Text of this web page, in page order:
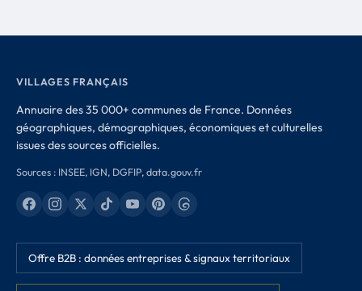
VILLAGES FRANÇAIS
Annuaire des 35 000+ communes de France. Données
géographiques, démographiques, économiques et culturelles
issues des sources officielles.
Sources : INSEE, IGN, DGFIP, data.gouv.fr
Offre B2B : données entreprises & signaux territoriaux